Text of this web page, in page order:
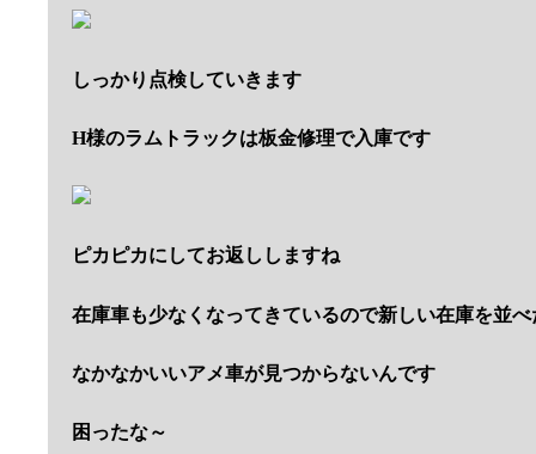
しっかり点検していきます
H様のラムトラックは板金修理で入庫です
ピカピカにしてお返ししますね
在庫車も少なくなってきているので新しい在庫を並
なかなかいいアメ車が見つからないんです
困ったな～